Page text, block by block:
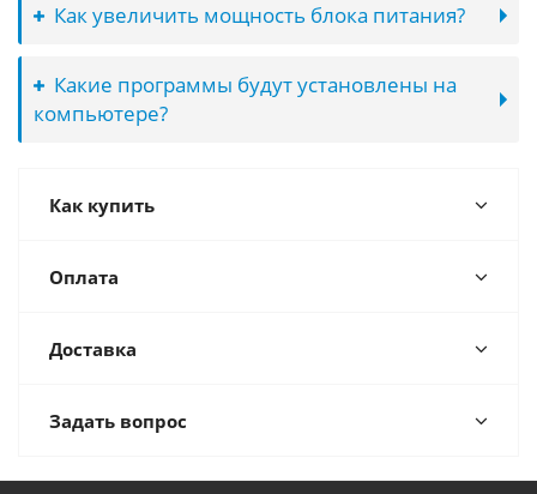
Как увеличить мощность блока питания?
Какие программы будут установлены на
компьютере?
Как купить
Оплата
Доставка
Задать вопрос